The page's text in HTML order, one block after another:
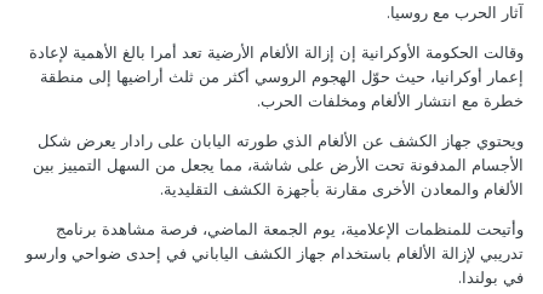
آثار الحرب مع روسيا.
وقالت الحكومة الأوكرانية إن إزالة الألغام الأرضية تعد أمرا بالغ الأهمية لإعادة
إعمار أوكرانيا، حيث حوّل الهجوم الروسي أكثر من ثلث أراضيها إلى منطقة
خطرة مع انتشار الألغام ومخلفات الحرب.
ويحتوي جهاز الكشف عن الألغام الذي طورته اليابان على رادار يعرض شكل
الأجسام المدفونة تحت الأرض على شاشة، مما يجعل من السهل التمييز بين
الألغام والمعادن الأخرى مقارنة بأجهزة الكشف التقليدية.
وأتيحت للمنظمات الإعلامية، يوم الجمعة الماضي، فرصة مشاهدة برنامج
تدريبي لإزالة الألغام باستخدام جهاز الكشف الياباني في إحدى ضواحي وارسو
في بولندا.